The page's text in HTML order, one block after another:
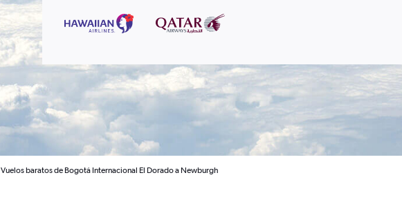
Vuelos baratos de Bogotá Internacional El Dorado a Newburgh